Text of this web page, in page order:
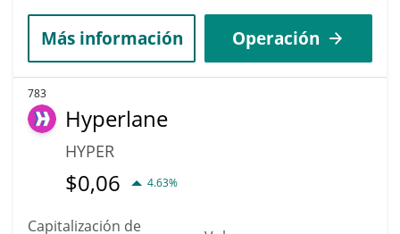
Más información Operación
783
Hyperlane
HYPER
$0,06 4.63%
Capitalización de